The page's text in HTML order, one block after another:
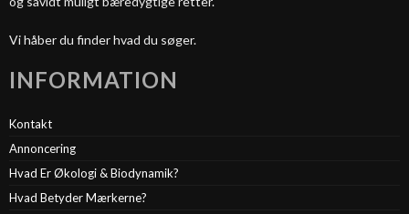
Vi håber du finder hvad du søger.
INFORMATION
Kontakt
Annoncering
Hvad Er Økologi & Biodynamik?
Hvad Betyder Mærkerne?